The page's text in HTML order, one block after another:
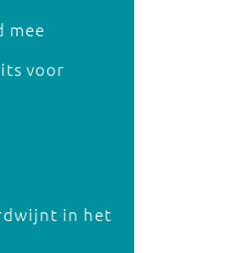
mee
voor
in het